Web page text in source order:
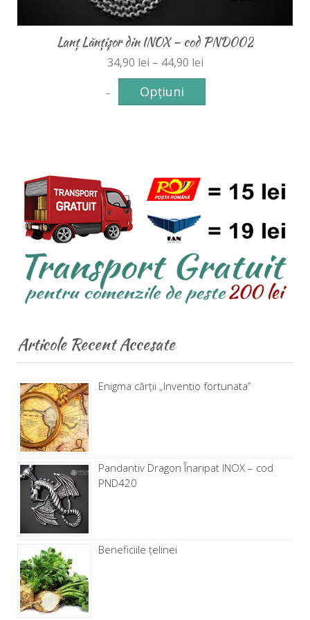
Lanț Lănțișor din INOX – cod PND002
34,90 lei – 44,90 lei
– Opțiuni
Articole Recent Accesate
Enigma cărţii „Inventio fortunata”
Pandantiv Dragon Înaripat INOX – cod
PND420
Beneficiile țelinei